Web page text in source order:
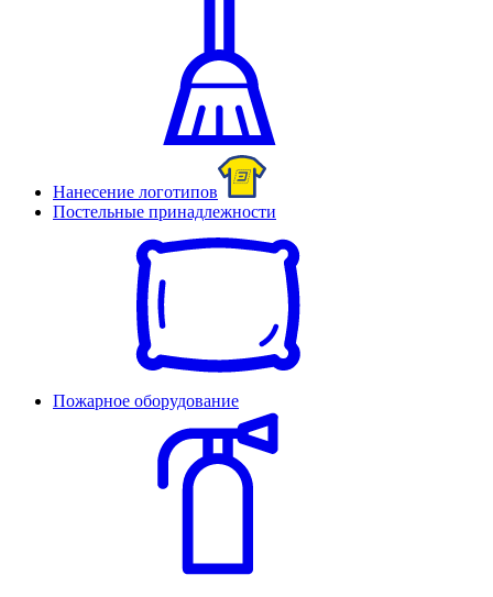
Нанесение логотипов
Постельные принадлежности
Пожарное оборудование